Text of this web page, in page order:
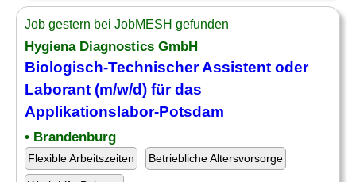
Job gestern bei JobMESH gefunden
Hygiena Diagnostics GmbH
Biologisch-TechnischerAssistent oder
Laborant (m/w/d) für das
Applikationslabor-Potsdam
• Brandenburg
Flexible Arbeitszeiten Betriebliche Altersvorsorge